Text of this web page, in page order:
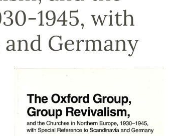
1945, with
Germany